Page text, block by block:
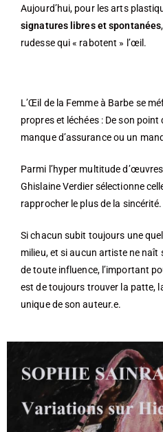
Aujourd’hui, pour les arts
signatures libres et spontanées
rudesse qui « rabotent » l’œil.
L’Œil de la Femme à Barbe se
propres et léchées : De son
manque d’assurance ou un
Parmi l’hyper multitude
Ghislaine Verdier sélectionne
rapprocher le plus de la sincérité.
Si chacun subit toujours une
milieu, et si aucun artiste ne
de toute influence, l’important
est de toujours trouver la patte,
unique de son auteur.e.